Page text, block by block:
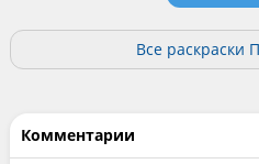
Все раскраски
Комментарии